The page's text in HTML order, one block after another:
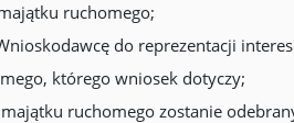
ruchomego;
do reprezentacji
którego wniosek dotyczy;
ruchomego zostanie